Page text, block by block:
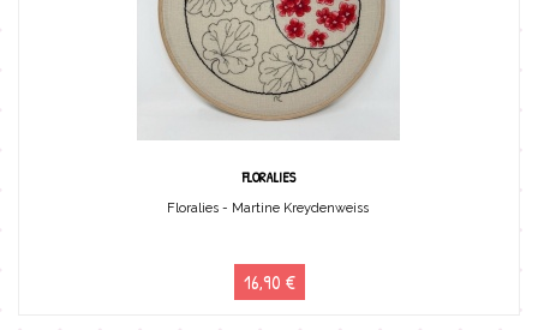
FLORALIES
Floralies - Martine Kreydenweiss
16,90 €